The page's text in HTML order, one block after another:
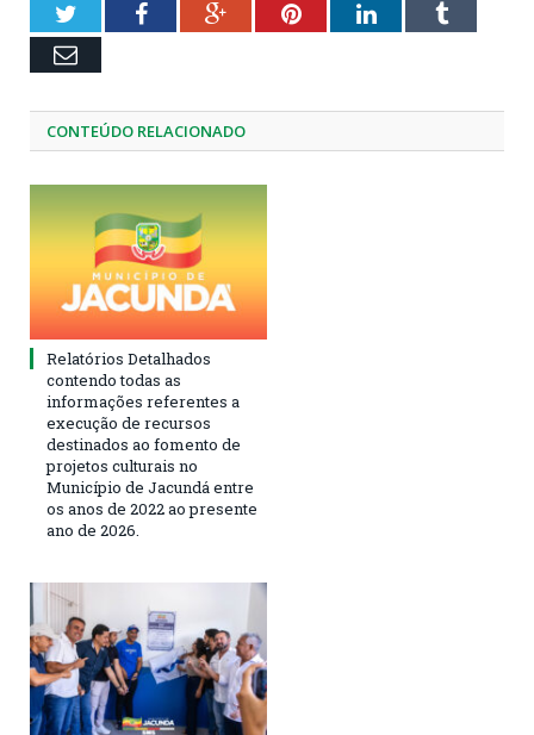
TwitterFacebookGoogle+PinterestLinkedInTumblr
Email
CONTEÚDO RELACIONADO
Relatórios Detalhados
contendo todas as
informações referentes a
execução de recursos
destinados ao fomento de
projetos culturais no
Município de Jacundá entre
os anos de 2022 ao presente
ano de 2026.